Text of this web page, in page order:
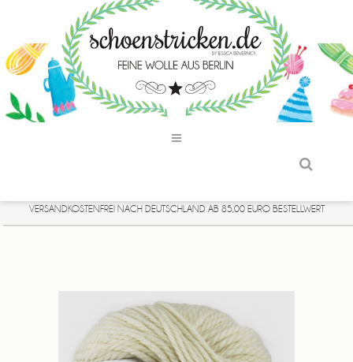
VERSANDKOSTENFREI NACH DEUTSCHLAND AB 85,00 EURO BESTELLWERT